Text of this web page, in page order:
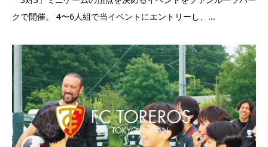
クで開催。 4〜6人組で当イベントにエントリーし、...